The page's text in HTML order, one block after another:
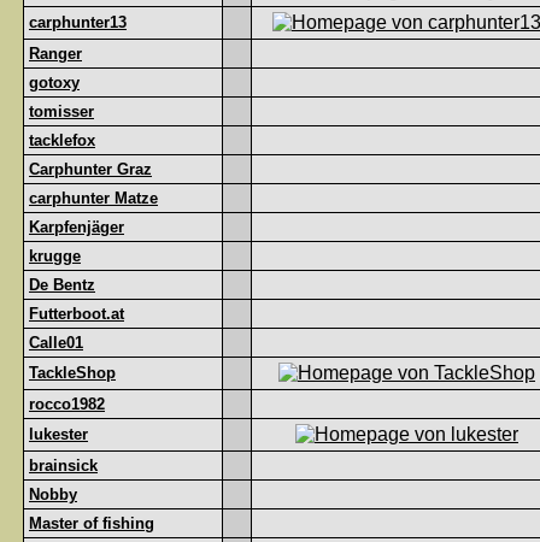
carphunter13
Ranger
gotoxy
tomisser
tacklefox
Carphunter Graz
carphunter Matze
Karpfenjäger
krugge
De Bentz
Futterboot.at
Calle01
TackleShop
rocco1982
lukester
brainsick
Nobby
Master of fishing